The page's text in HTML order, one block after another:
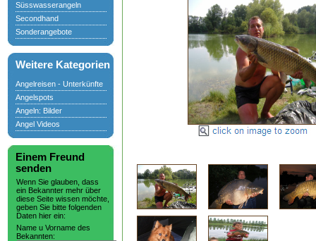
Süsswasserangeln
Secondhand
Sonderangebote
Weitere Kategorien
Angelreisen - Unterkünfte
Angelspots
Angeln: Bilder
Angel Videos
Einem Freund
senden
Wenn Sie glauben, dass
ein Bekannter mehr über
diese Seite wissen möchte,
geben Sie bitte folgenden
Daten hier ein:
Name u Vorname des
Bekannten: